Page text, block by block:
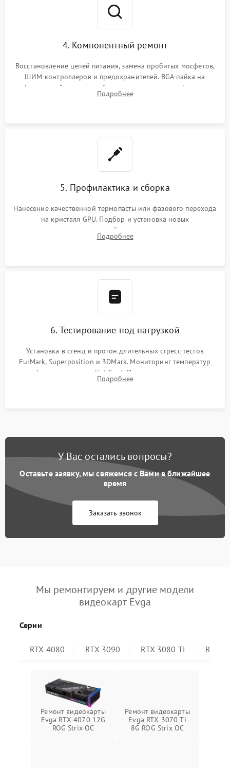
4. Компонентный ремонт
Восстановление цепей питания, замена пробитых мосфетов,
ШИМ-контроллеров и предохранителей. BGA-пайка на
инфракрасной станции реболлинг или замена графического
чипа и дефектной памяти GDDR. Прошивка BIOS
Подробнее
5. Профилактика и сборка
Нанесение качественной термопасты или фазового перехода
на кристалл GPU. Подбор и установка новых
термопрокладок правильной толщины на память и цепи
питания. Монтаж радиатора и бэкплейта, подключение и
Подробнее
6. Тестирование под нагрузкой
Установка в стенд и прогон длительных стресс-тестов
FurMark, Superposition и 3DMark. Мониторинг температур
графического чипа и Hot Spot. Проверка на отсутствие
артефактов изображения, вылетов драйвера и зависаний.
Подробнее
У Вас остались вопросы?
Оставьте заявку, мы свяжемся с Вами в ближайшее
время
Заказать звонок
Мы ремонтируем и другие модели
видеокарт Evga
Серии
RTX 4080 RTX 3090 RTX 3080 Ti RTX
Ремонт видеокарты
Evga RTX 4070 12G
ROG Strix OC
Ремонт видеокарты
Evga RTX 3070 Ti
8G ROG Strix OC